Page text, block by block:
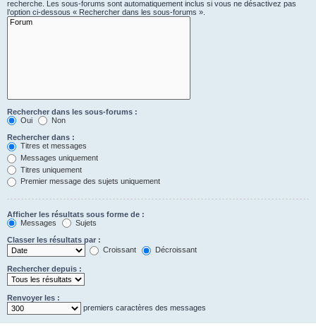
recherche. Les sous-forums sont automatiquement inclus si vous ne désactivez pas
l’option ci-dessous « Rechercher dans les sous-forums ».
Rechercher dans les sous-forums :
Oui
Non
Rechercher dans :
Titres et messages
Messages uniquement
Titres uniquement
Premier message des sujets uniquement
Afficher les résultats sous forme de :
Messages
Sujets
Classer les résultats par :
Croissant
Décroissant
Rechercher depuis :
Renvoyer les :
premiers caractères des messages